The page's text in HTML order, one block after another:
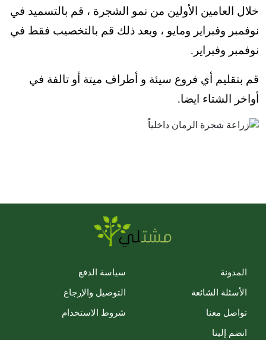
خلال العامين الأولين من نمو الشجرة ، قم بالتسميد في
نوفمبر وفبراير ومايو ، وبعد ذلك قم بالتخصيب فقط في
نوفمبر وفبراير.
قم بتقليم أي فروع سيئة و أطراف ميتة أو تالفة في
أواخر الشتاء ايضا.
المدونة
الأسئلة الشائعة
تواصل معنا
انضم إلينا
سياسة الدفع
التوصيل والإرجاع
شروط الاستخدام